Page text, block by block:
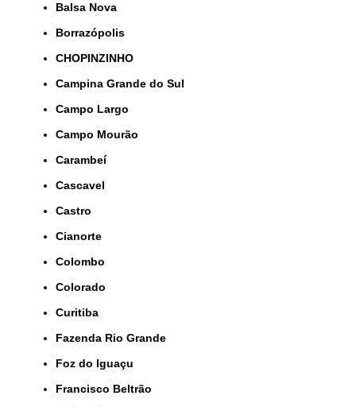
Balsa Nova
Borrazópolis
CHOPINZINHO
Campina Grande do Sul
Campo Largo
Campo Mourão
Carambeí
Cascavel
Castro
Cianorte
Colombo
Colorado
Curitiba
Fazenda Rio Grande
Foz do Iguaçu
Francisco Beltrão